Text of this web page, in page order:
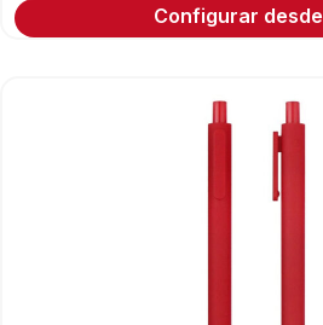
Configurar desde